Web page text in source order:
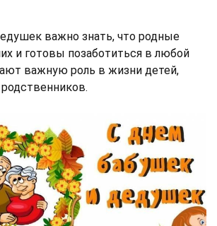
важно знать, что родные
и готовы позаботиться в любой
важную роль в жизни детей,